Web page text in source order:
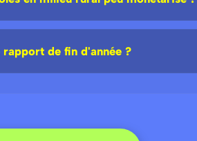
de fin d'année ?